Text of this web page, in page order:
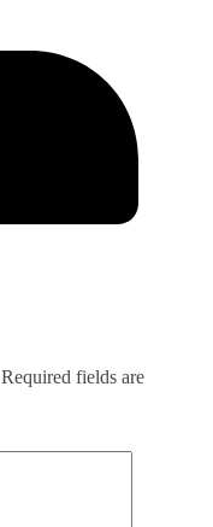
Required fields are